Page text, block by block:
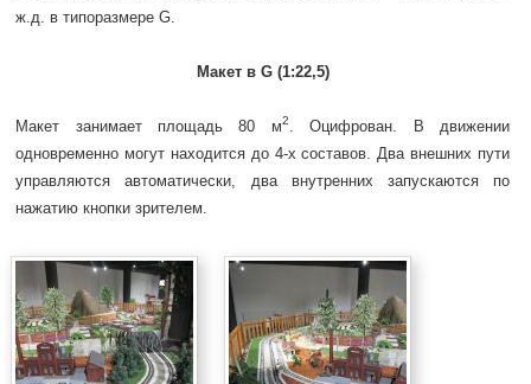
ж.д. в типоразмере G.
Макет в G (1:22,5)
Макет занимает площадь 80 м2
. Оцифрован. В движении
одновременно могут находится до 4-х составов. Два внешних пути
управляются автоматически, два внутренних запускаются по
нажатию кнопки зрителем.